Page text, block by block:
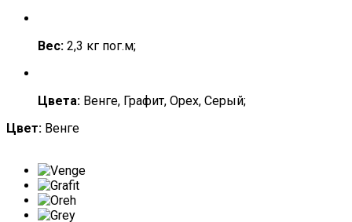
Вес: 2,3 кг пог.м;
Цвета: Венге, Графит, Орех, Серый;
Цвет: Венге